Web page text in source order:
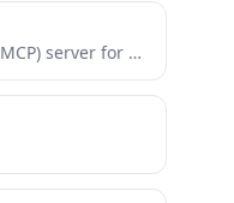
A Model Context Protocol (MCP) server for AI agents to interact with blockchain data via Nodit’s Web3 Data...